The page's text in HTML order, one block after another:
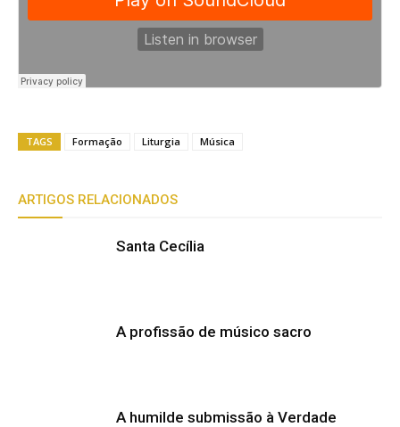
TAGS Formação Liturgia Música
ARTIGOS RELACIONADOS
Santa Cecília
A profissão de músico sacro
A humilde submissão à Verdade